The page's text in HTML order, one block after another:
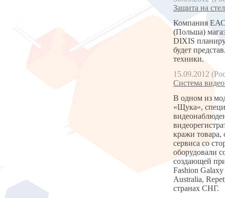
Защита на
Компания ЕАС
(Польша)
DIXIS
будет
техники.
15.09.2012
Система
В одном из
«Щука»,
кражи товара,
сервиса со
оборудовали
создающей
Fashion
Australia,
странах СНГ.